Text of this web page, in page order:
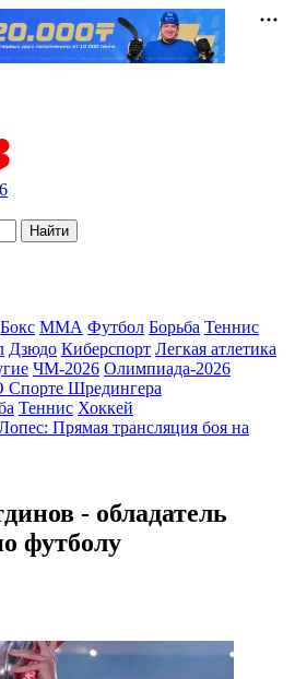
Найти
Бокс ММА Футбол Борьба Теннис
Дзюдо Киберспорт Легкая атлетика
ЧМ-2026 Олимпиада-2026
Спорте Шредингера
Теннис Хоккей
Прямая трансляция боя на
- обладатель
футболу